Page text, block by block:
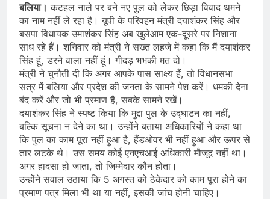
बलिया। कटहल नाले पर बने नए पुल को लेकर छिड़ा विवाद थमने
का नाम नहीं ले रहा है। यूपी के परिवहन मंत्री दयाशंकर सिंह और
बसपा विधायक उमाशंकर सिंह अब खुलेआम एक-दूसरे पर निशाना
साध रहे हैं। शनिवार को मंत्री ने सख्त लहजे में कहा कि मैं दयाशंकर
सिंह हूं, डरने वाला नहीं हूं। गीदड़ भभकी मत दो।
मंत्री ने चुनौती दी कि अगर आपके पास साक्ष्य हैं, तो विधानसभा
सत्र में बलिया और प्रदेश की जनता के सामने पेश करें। धमकी देना
बंद करें और जो भी प्रमाण हैं, सबके सामने रखें।
दयाशंकर सिंह ने स्पष्ट किया कि मुद्दा पुल के उद्घाटन का नहीं,
बल्कि सूचना न देने का था। उन्होंने बताया अधिकारियों ने कहा था
कि पुल का काम पूरा नहीं हुआ है, हैंडओवर भी नहीं हुआ और ऊपर से
तार लटके थे। उस समय कोई एनएचआई अधिकारी मौजूद नहीं था।
अगर हादसा हो जाता, तो जिम्मेदार कौन होता।
उन्होंने सवाल उठाया कि 5 अगस्त को ठेकेदार को काम पूरा होने का
प्रमाण पत्र मिला भी था या नहीं, इसकी जांच होनी चाहिए।